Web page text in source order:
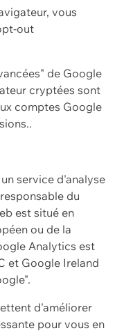
vous
out
de Google
cryptées sont
comptes Google
service d'analyse
du
est situé en
ou de la
Analytics est
et Google Ireland
d'améliorer
pour vous en